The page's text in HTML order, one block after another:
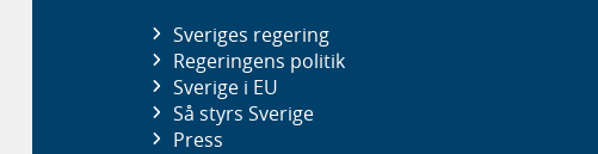
Sveriges regering
Regeringens politik
Sverige i EU
Så styrs Sverige
Press